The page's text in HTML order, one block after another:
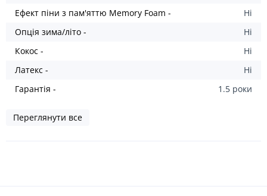
Ефект піни з пам'яттю Memory Foam -
Ні
Опція зима/літо -
Ні
Кокос -
Ні
Латекс -
Ні
Гарантія -
1.5 роки
Переглянути все